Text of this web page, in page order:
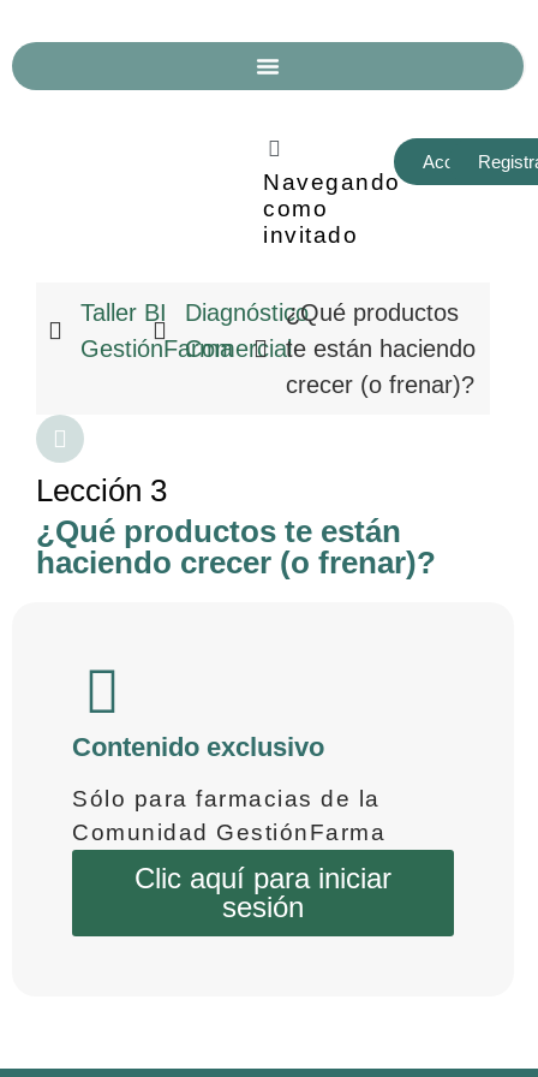
Navegando
como
invitado
Acceder
Taller BI
GestiónFarma
Diagnóstico
Comercial
¿Qué productos
te están haciendo
crecer (o frenar)?
Lección 3
¿Qué productos te están
haciendo crecer (o frenar)?
Contenido exclusivo
Sólo para farmacias de la
Comunidad GestiónFarma
Clic aquí para iniciar
sesión